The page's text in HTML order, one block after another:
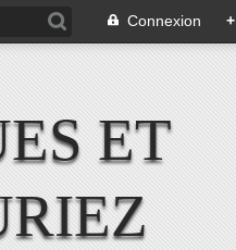
Connexion +
ET